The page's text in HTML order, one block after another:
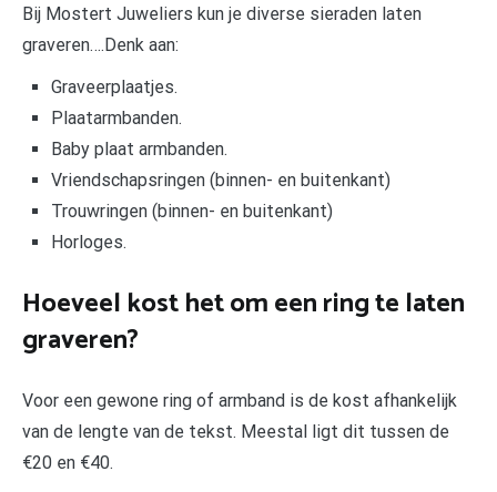
Bij Mostert Juweliers kun je diverse sieraden laten
graveren….Denk aan:
Graveerplaatjes.
Plaatarmbanden.
Baby plaat armbanden.
Vriendschapsringen (binnen- en buitenkant)
Trouwringen (binnen- en buitenkant)
Horloges.
Hoeveel kost het om een ring te laten
graveren?
Voor een gewone ring of armband is de kost afhankelijk
van de lengte van de tekst. Meestal ligt dit tussen de
€20 en €40.